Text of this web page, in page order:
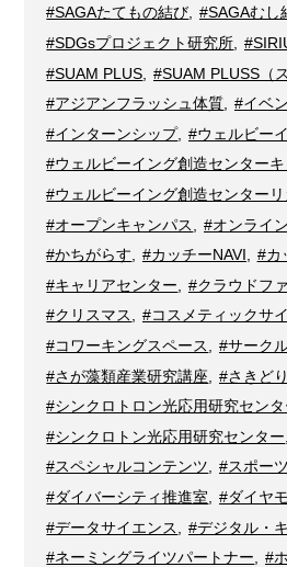
#SAGAたてもの結び, #SAGAむし
#SDGsプロジェクト研究所
#SUAM PLUS
#SUAM PLUSS（
#アジアンフラッシュ体質
#イベ
#インターンシップ, #ウェルビー
#ウェルビーイング創造センター
#ウェルビーイング創造センター
#オープンキャンパス
#オンライン
#かちがらす
#カッチーNAVI #カ
#キャリアセンター
#クラウドフ
#クリスマス
#コスメティックサ
#コワーキングスペース
#サーク
#さが藻類産業研究講座
#さきど
#シンクロトロン光応用研究センタ
#シンクロトン光応用研究センター
#スペシャルコンテンツ
#スポーツ
#ダイバーシティ推進室
#ダイヤ
#データサイエンス
#デジタル・
#ネーミングライツパートナー
#